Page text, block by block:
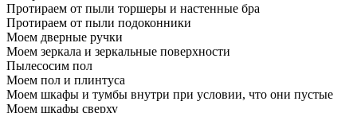
Протираем от пыли торшеры и настенные бра
Протираем от пыли подоконники
Моем дверные ручки
Моем зеркала и зеркальные поверхности
Пылесосим пол
Моем пол и плинтуса
Моем шкафы и тумбы внутри при условии, что они пустые
Моем шкафы сверху